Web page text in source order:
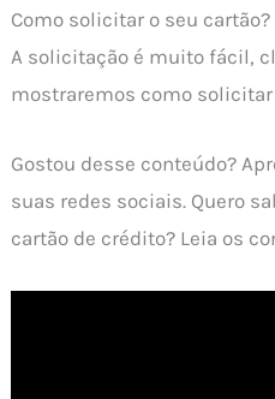
Como solicitar o seu cartão?
A solicitação é muito fácil,
mostraremos como solicitar
Gostou desse conteúdo?
suas redes sociais. Quero
cartão de crédito? Leia os